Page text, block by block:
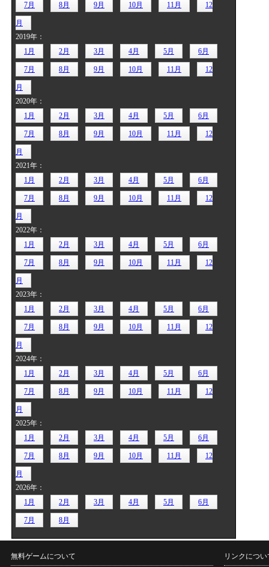
7月 8月 9月 10月 11月 12
月
2019年：
1月
2月 3月 4月 5月 6月
7月 8月 9月 10月 11月 12
月
2020年：
1月
2月 3月 4月 5月 6月
7月 8月 9月 10月 11月 12
月
2021年：
1月
2月 3月 4月 5月 6月
7月 8月 9月 10月 11月 12
月
2022年：
1月
2月 3月 4月 5月 6月
7月 8月 9月 10月 11月 12
月
2023年：
1月
2月 3月 4月 5月 6月
7月 8月 9月 10月 11月 12
月
2024年：
1月
2月 3月 4月 5月 6月
7月 8月 9月 10月 11月 12
月
2025年：
1月
2月 3月 4月 5月 6月
7月 8月 9月 10月 11月 12
月
2026年：
1月
2月 3月 4月 5月 6月
7月 8月
無料ゲームについて リンクについ